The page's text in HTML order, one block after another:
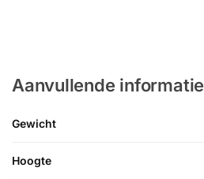
Aanvullende informatie
Gewicht
Hoogte